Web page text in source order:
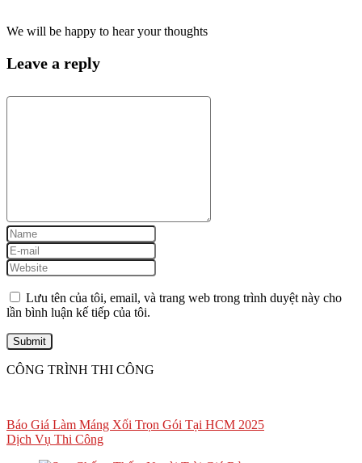
We will be happy to hear your thoughts
Leave a reply
Lưu tên của tôi, email, và trang web trong trình duyệt này cho
lần bình luận kế tiếp của tôi.
CÔNG TRÌNH THI CÔNG
Báo Giá Làm Máng Xối Trọn Gói Tại HCM 2025
Dịch Vụ Thi Công